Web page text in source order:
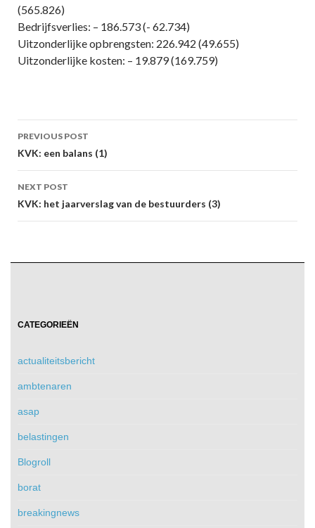
(565.826)
Bedrijfsverlies: – 186.573 (- 62.734)
Uitzonderlijke opbrengsten: 226.942 (49.655)
Uitzonderlijke kosten: – 19.879 (169.759)
Post
navigation
PREVIOUS POST
KVK: een balans (1)
NEXT POST
KVK: het jaarverslag van de bestuurders (3)
CATEGORIEËN
actualiteitsbericht
ambtenaren
asap
belastingen
Blogroll
borat
breakingnews